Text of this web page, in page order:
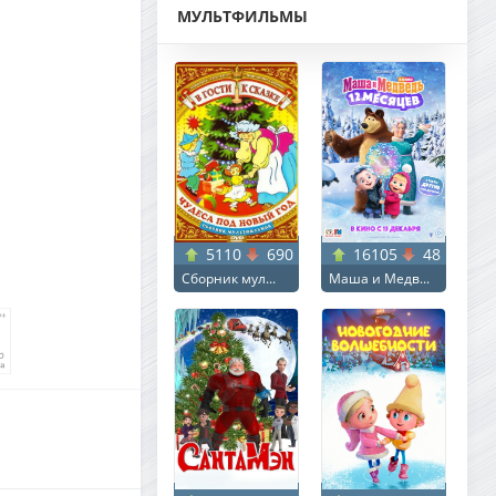
МУЛЬТФИЛЬМЫ
5110 690
Сборник мул...
16105 48
Маша и Медв...